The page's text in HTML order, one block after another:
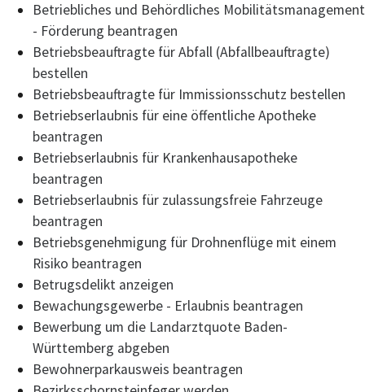
Betriebliches und Behördliches Mobilitätsmanagement
- Förderung beantragen
Betriebsbeauftragte für Abfall (Abfallbeauftragte)
bestellen
Betriebsbeauftragte für Immissionsschutz bestellen
Betriebserlaubnis für eine öffentliche Apotheke
beantragen
Betriebserlaubnis für Krankenhausapotheke
beantragen
Betriebserlaubnis für zulassungsfreie Fahrzeuge
beantragen
Betriebsgenehmigung für Drohnenflüge mit einem
Risiko beantragen
Betrugsdelikt anzeigen
Bewachungsgewerbe - Erlaubnis beantragen
Bewerbung um die Landarztquote Baden-
Württemberg abgeben
Bewohnerparkausweis beantragen